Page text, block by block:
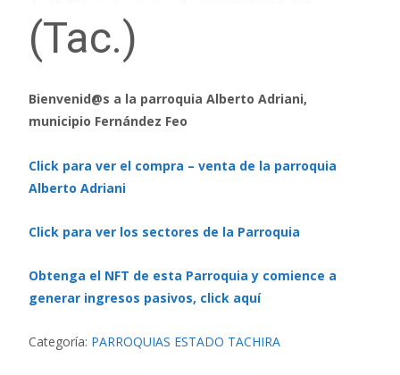
(Tac.)
Bienvenid@s a la parroquia Alberto Adriani,
municipio Fernández Feo
Click para ver el compra – venta de la parroquia
Alberto Adriani
Click para ver los sectores de la Parroquia
Obtenga el NFT de esta Parroquia y comience a
generar ingresos pasivos, click aquí
Categoría: PARROQUIAS ESTADO TACHIRA